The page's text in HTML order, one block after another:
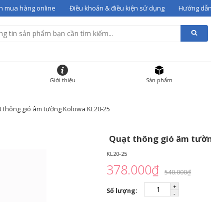
mua hàng online Điều khoản & điều kiện sử dụng Hướng
Giới thiệu Sản phẩm
thông gió âm tường Kolowa KL20-25
Quạt thông gió âm
KL20-25
378.000₫ 540.000₫
Số lượng:
hàng
SỐ LƯỢNG
Valentino 0736 12000000